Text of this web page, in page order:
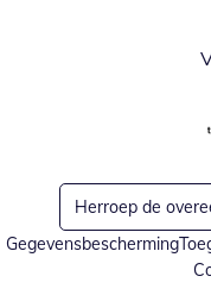
Herroep de
Gegevensbescherming